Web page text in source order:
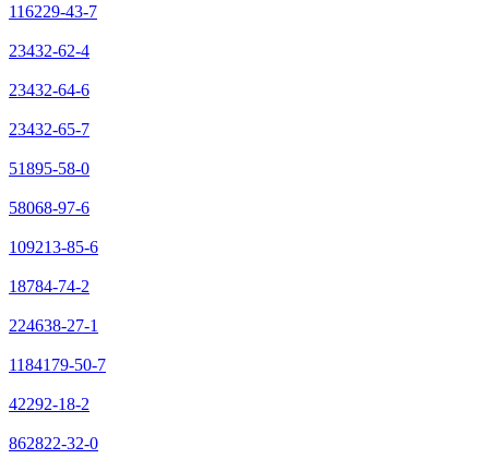
116229-43-7
23432-62-4
23432-64-6
23432-65-7
51895-58-0
58068-97-6
109213-85-6
18784-74-2
224638-27-1
1184179-50-7
42292-18-2
862822-32-0